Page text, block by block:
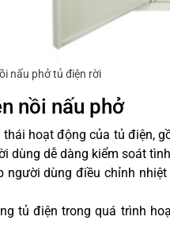
nấu phở tủ điện rời
nồi nấu phở
hoạt động của tủ điện,
dùng dễ dàng kiểm soát
người dùng điều chỉnh
tủ điện trong quá trình